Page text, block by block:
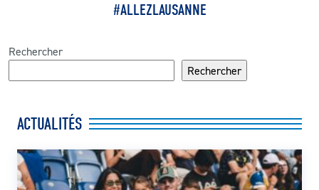
#ALLEZLAUSANNE
Rechercher
Rechercher
ACTUALITÉS